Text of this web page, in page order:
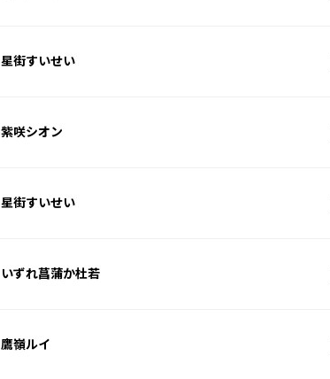
星街すいせい
紫咲シオン
星街すいせい
いずれ菖蒲か杜若
鷹嶺ルイ